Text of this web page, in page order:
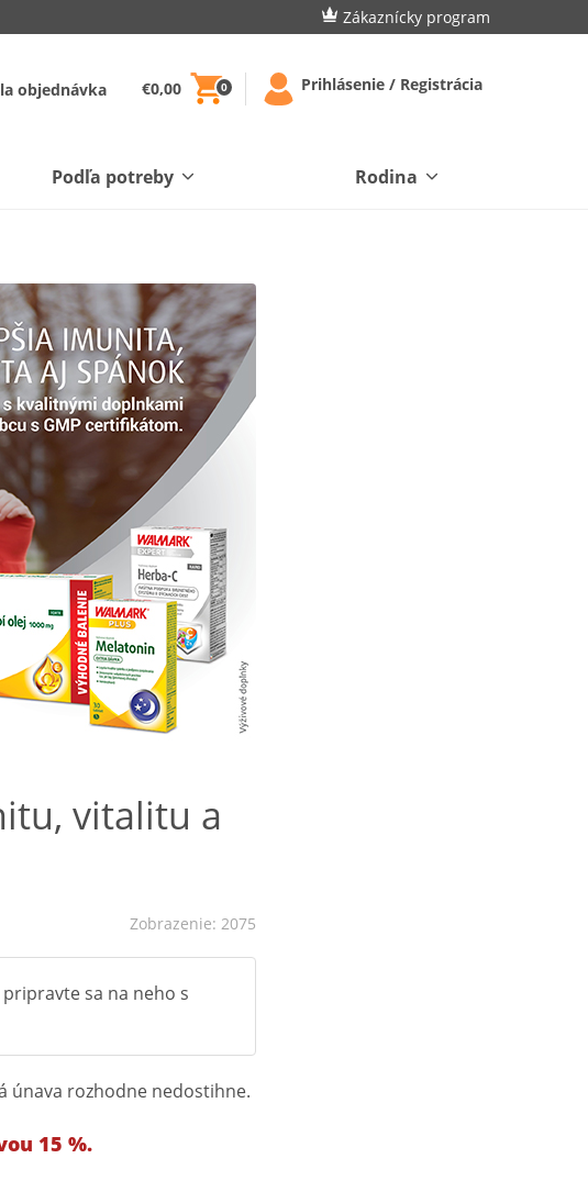
Zákaznícky program
objednávka €0,00 0 Prihlásenie / Registrácia
Podľa potreby Rodina
vitalitu a
Zobrazenie: 2075
sa na neho s
únava rozhodne nedostihne.
15 %.